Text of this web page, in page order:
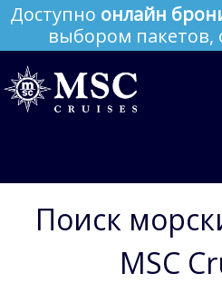
Доступно онлайн
выбором пакетов,
Поиск
MSC